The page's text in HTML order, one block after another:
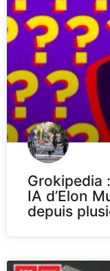
Grokipedia
IA d’Elon
depuis